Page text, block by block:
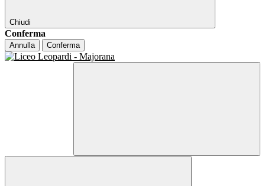
Chiudi
Conferma
Annulla Conferma